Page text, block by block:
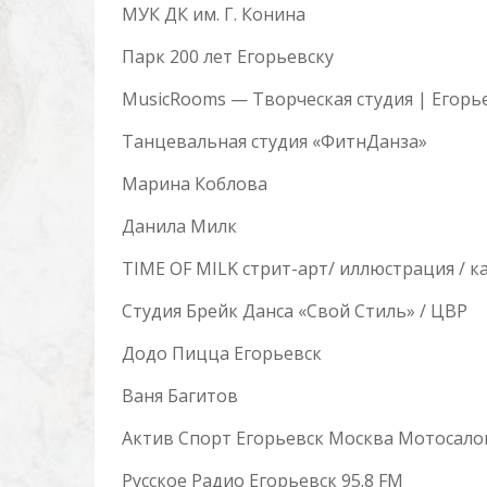
МУК ДК им. Г. Конина
Парк 200 лет Егорьевску
MusicRooms — Творческая студия |
Танцевальная студия «ФитнДанза»
Марина Коблова
Данила Милк
TIME OF MILK стрит-арт/ иллюстрация /
Студия Брейк Данса «Свой Стиль» / ЦВР
Додо Пицца Егорьевск
Ваня Багитов
Актив Спорт Егорьевск Москва
Русское Радио Егорьевск 95.8 FM